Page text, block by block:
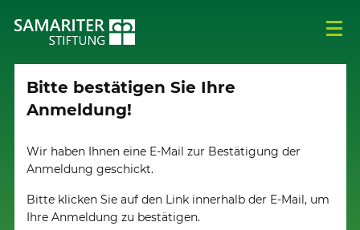
Bitte bestätigen Sie Ihre
Anmeldung!
Wir haben Ihnen eine E-Mail zur Bestätigung der
Anmeldung geschickt.
Bitte klicken Sie auf den Link innerhalb der E-Mail, um
Ihre Anmeldung zu bestätigen.